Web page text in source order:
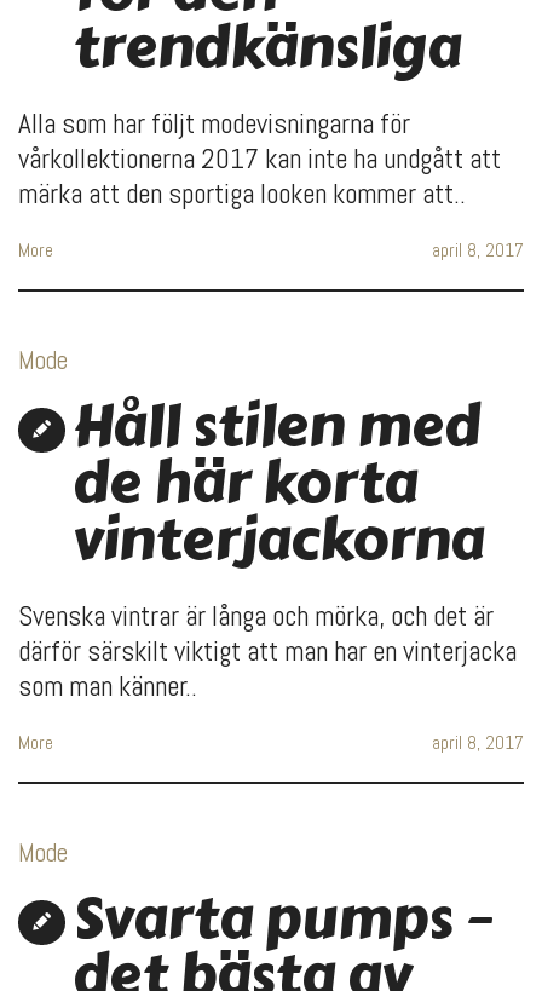
trendkänsliga
Alla som har följt modevisningarna för
vårkollektionerna 2017 kan inte ha undgått att
märka att den sportiga looken kommer att..
More april 8, 2017
Mode
Håll stilen med
de här korta
vinterjackorna
Svenska vintrar är långa och mörka, och det är
därför särskilt viktigt att man har en vinterjacka
som man känner..
More april 8, 2017
Mode
Svarta pumps –